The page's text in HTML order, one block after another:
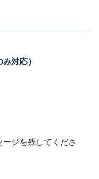
対応）
ジを残してくださ